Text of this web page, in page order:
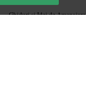
Ghiduri și Idei de Amenajare